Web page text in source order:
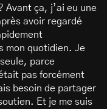
Avant ça, j’ai eu une
avoir regardé
mon quotidien. Je
parce
pas forcément
besoin de partager
Et je me suis